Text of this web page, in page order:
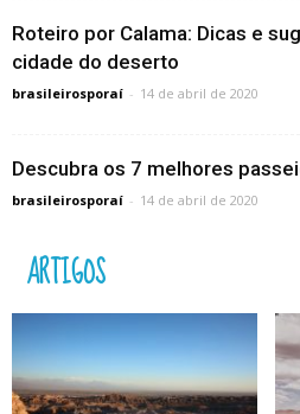
Roteiro por Calama: Dicas e
cidade do deserto
brasileirosporaí - 14 de abril de 2020
Descubra os 7 melhores
brasileirosporaí - 14 de abril de 2020
ARTIGOS